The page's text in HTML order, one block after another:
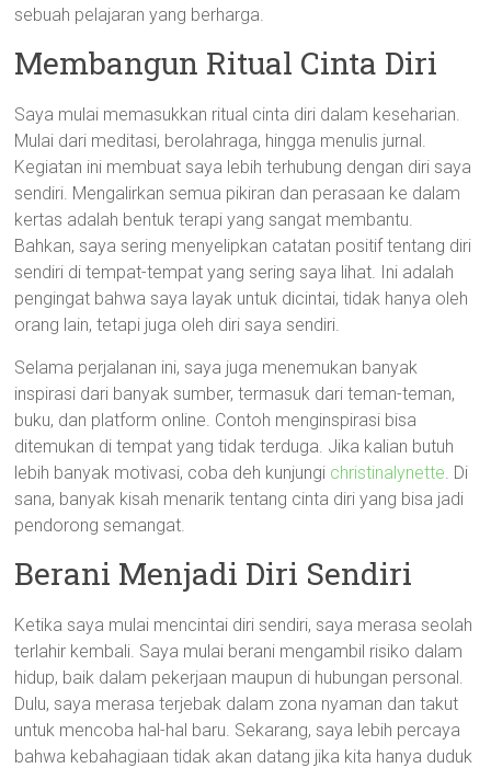
sebuah pelajaran yang berharga.
Membangun Ritual Cinta Diri
Saya mulai memasukkan ritual cinta diri dalam keseharian.
Mulai dari meditasi, berolahraga, hingga menulis jurnal.
Kegiatan ini membuat saya lebih terhubung dengan diri saya
sendiri. Mengalirkan semua pikiran dan perasaan ke dalam
kertas adalah bentuk terapi yang sangat membantu.
Bahkan, saya sering menyelipkan catatan positif tentang diri
sendiri di tempat-tempat yang sering saya lihat. Ini adalah
pengingat bahwa saya layak untuk dicintai, tidak hanya oleh
orang lain, tetapi juga oleh diri saya sendiri.
Selama perjalanan ini, saya juga menemukan banyak
inspirasi dari banyak sumber, termasuk dari teman-teman,
buku, dan platform online. Contoh menginspirasi bisa
ditemukan di tempat yang tidak terduga. Jika kalian butuh
lebih banyak motivasi, coba deh kunjungi christinalynette. Di
sana, banyak kisah menarik tentang cinta diri yang bisa jadi
pendorong semangat.
Berani Menjadi Diri Sendiri
Ketika saya mulai mencintai diri sendiri, saya merasa seolah
terlahir kembali. Saya mulai berani mengambil risiko dalam
hidup, baik dalam pekerjaan maupun di hubungan personal.
Dulu, saya merasa terjebak dalam zona nyaman dan takut
untuk mencoba hal-hal baru. Sekarang, saya lebih percaya
bahwa kebahagiaan tidak akan datang jika kita hanya duduk